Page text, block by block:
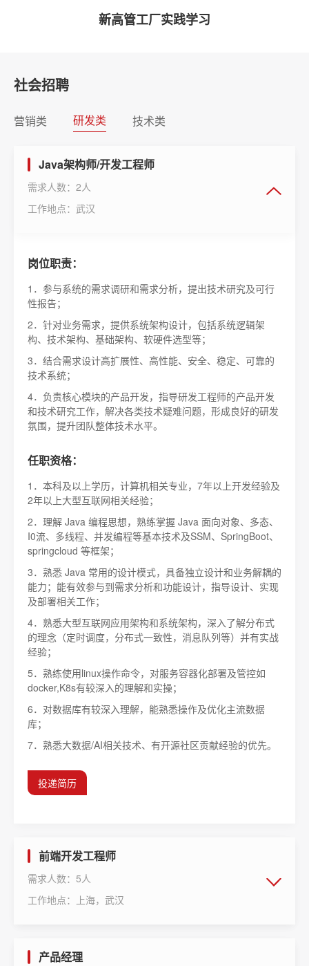
新高管工厂实践学习
经理开年培训
华北大区精英培训
校园招聘新员工入职理论培训
社会招聘
营销类 研发类 技术类
Java架构师/开发工程师
需求人数：2人
工作地点：武汉
岗位职责：
1．参与系统的需求调研和需求分析，提出技术研究及可行
性报告；
2．针对业务需求，提供系统架构设计，包括系统逻辑架
构、技术架构、基础架构、软硬件选型等；
3．结合需求设计高扩展性、高性能、安全、稳定、可靠的
技术系统；
4．负责核心模块的产品开发，指导研发工程师的产品开发
和技术研究工作，解决各类技术疑难问题，形成良好的研发
氛围，提升团队整体技术水平。
任职资格：
1．本科及以上学历，计算机相关专业，7年以上开发经验及
2年以上大型互联网相关经验；
2．理解 Java 编程思想，熟练掌握 Java 面向对象、多态、
I0流、多线程、并发编程等基本技术及SSM、SpringBoot、
springcloud 等框架；
3．熟悉 Java 常用的设计模式，具备独立设计和业务解耦的
能力；能有效参与到需求分析和功能设计，指导设计、实现
及部署相关工作；
4．熟悉大型互联网应用架构和系统架构，深入了解分布式
的理念（定时调度，分布式一致性，消息队列等）并有实战
经验；
5．熟练使用linux操作命令，对服务容器化部署及管控如
docker,K8s有较深入的理解和实操；
6．对数据库有较深入理解，能熟悉操作及优化主流数据
库；
7．熟悉大数据/AI相关技术、有开源社区贡献经验的优先。
投递简历
前端开发工程师
需求人数：5人
工作地点：上海，武汉
产品经理